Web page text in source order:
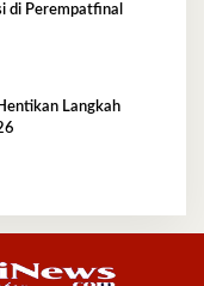
di Perempatfinal
Langkah